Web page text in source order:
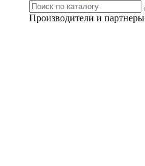
Производители и партнеры